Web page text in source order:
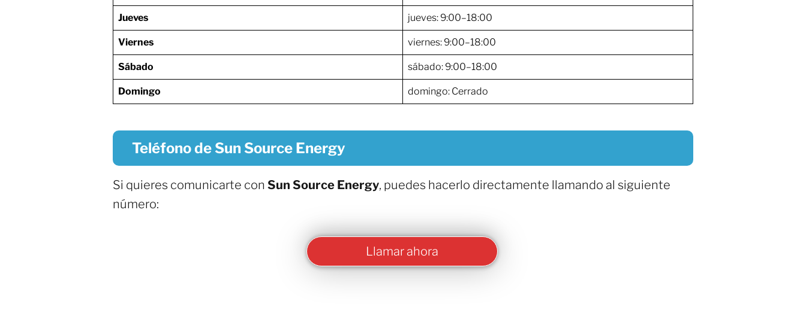
Jueves jueves: 9:00–18:00
Viernes viernes: 9:00–18:00
Sábado sábado: 9:00–18:00
Domingo domingo: Cerrado
Teléfono de Sun Source Energy
Si quieres comunicarte con Sun Source Energy, puedes hacerlo directamente llamando al siguiente
número:
Llamar ahora